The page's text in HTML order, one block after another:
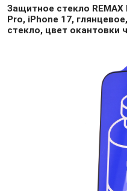
Защитное стекло REMAX
Pro, iPhone 17,
стекло, цвет окантовки